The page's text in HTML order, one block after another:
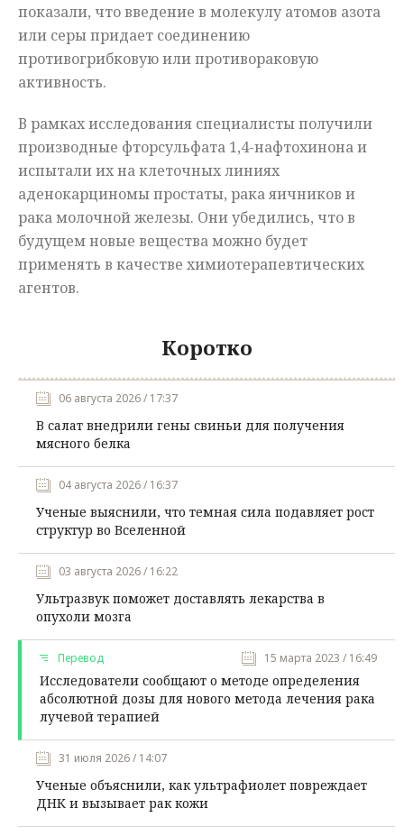
показали, что введение в молекулу атомов азота
или серы придает соединению
противогрибковую или противораковую
активность.
В рамках исследования специалисты получили
производные фторсульфата 1,4-нафтохинона и
испытали их на клеточных линиях
аденокарциномы простаты, рака яичников и
рака молочной железы. Они убедились, что в
будущем новые вещества можно будет
применять в качестве химиотерапевтических
агентов.
Коротко
06 августа 2026 / 17:37
В салат внедрили гены свиньи для получения
мясного белка
04 августа 2026 / 16:37
Ученые выяснили, что темная сила подавляет рост
структур во Вселенной
03 августа 2026 / 16:22
Ультразвук поможет доставлять лекарства в
опухоли мозга
Перевод 15 марта 2023 / 16:49
Исследователи сообщают о методе определения
абсолютной дозы для нового метода лечения рака
лучевой терапией
31 июля 2026 / 14:07
Ученые объяснили, как ультрафиолет повреждает
ДНК и вызывает рак кожи